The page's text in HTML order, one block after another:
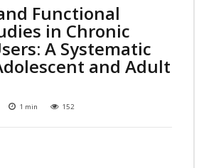
Functional
in Chronic
A Systematic
and Adult
1 min 152